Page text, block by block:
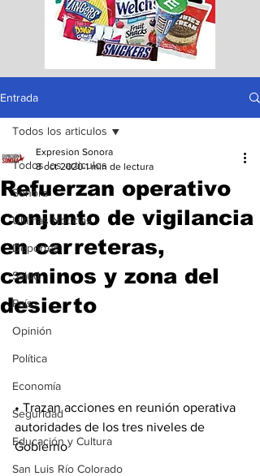
Entrada
Todos los articulos
Sonora
Ultimas Noticias
Deportes
Salud
País
Opinión
Política
Economía
Seguridad
Educación y Cultura
San Luis Río Colorado
Todos los articulos
Refuerzan operativo
conjunto de vigilancia
en carreteras,
caminos y zona del
desierto
Expresion Sonora
8 oct 2020 1 min de lectura
• Trazan acciones en reunión operativa
autoridades de los tres niveles de
Gobierno